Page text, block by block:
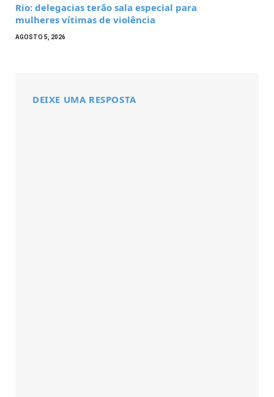
Rio: delegacias terão sala especial para
mulheres vítimas de violência
AGOSTO 5, 2026
DEIXE UMA RESPOSTA